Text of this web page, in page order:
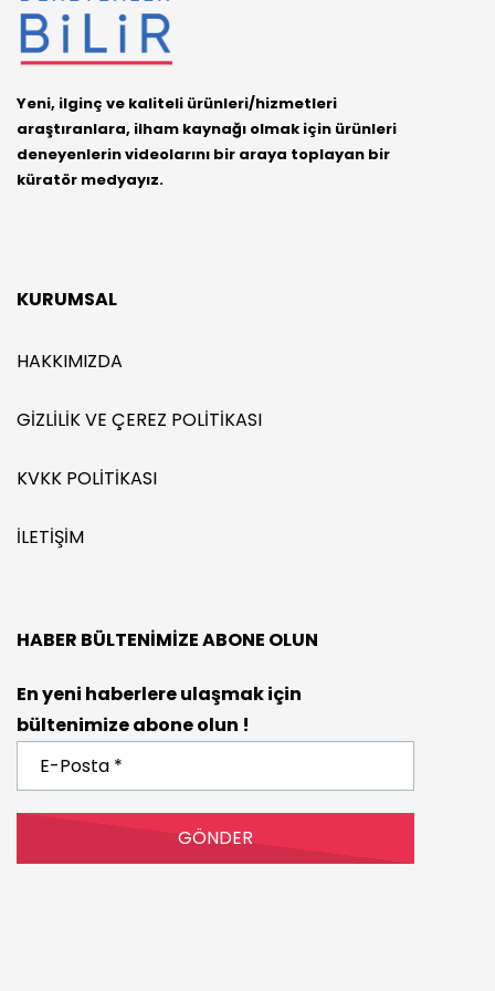
Yeni, ilginç ve kaliteli ürünleri/hizmetleri
araştıranlara, ilham kaynağı olmak için ürünleri
deneyenlerin videolarını bir araya toplayan bir
küratör medyayız.
KURUMSAL
HAKKIMIZDA
GIZLILIK VE ÇEREZ POLITIKASI
KVKK POLITIKASI
İLETIŞIM
HABER BÜLTENIMIZE ABONE OLUN
En yeni haberlere ulaşmak için
bültenimize abone olun !
Posta
*